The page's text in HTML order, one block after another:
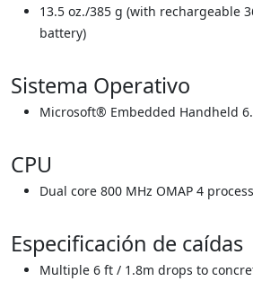
13.5 oz./385 g (with rechargeable
battery)
Sistema Operativo
Microsoft® Embedded Handheld
CPU
Dual core 800 MHz OMAP 4
Especificación de caídas
Multiple 6 ft / 1.8m drops to